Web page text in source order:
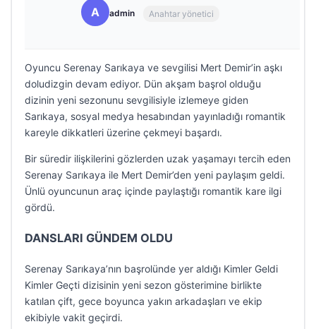
A admin Anahtar yönetici
Oyuncu Serenay Sarıkaya ve sevgilisi Mert Demir’in aşkı
doludizgin devam ediyor. Dün akşam başrol olduğu
dizinin yeni sezonunu sevgilisiyle izlemeye giden
Sarıkaya, sosyal medya hesabından yayınladığı romantik
kareyle dikkatleri üzerine çekmeyi başardı.
Bir süredir ilişkilerini gözlerden uzak yaşamayı tercih eden
Serenay Sarıkaya ile Mert Demir’den yeni paylaşım geldi.
Ünlü oyuncunun araç içinde paylaştığı romantik kare ilgi
gördü.
DANSLARI GÜNDEM OLDU
Serenay Sarıkaya’nın başrolünde yer aldığı Kimler Geldi
Kimler Geçti dizisinin yeni sezon gösterimine birlikte
katılan çift, gece boyunca yakın arkadaşları ve ekip
ekibiyle vakit geçirdi.